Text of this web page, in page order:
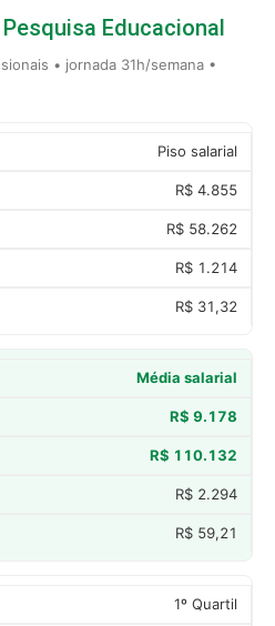
Educacional
• jornada 31h/semana •
Piso salarial
R$ 4.855
R$ 58.262
R$ 1.214
R$ 31,32
Média salarial
R$ 9.178
R$ 110.132
R$ 2.294
R$ 59,21
1º Quartil